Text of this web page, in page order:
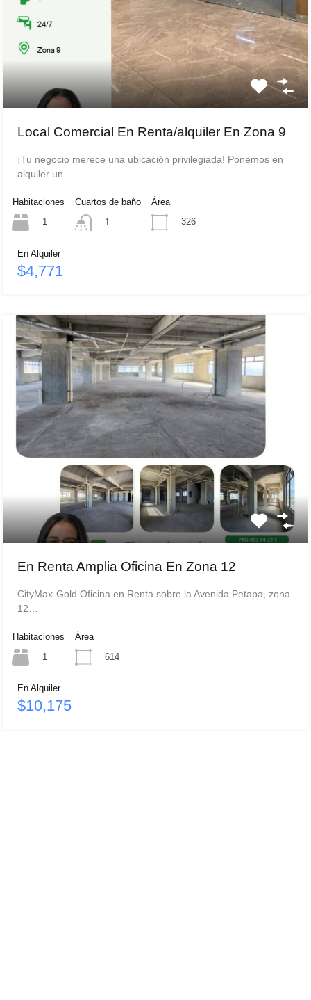
Local Comercial En Renta/alquiler En Zona 9
¡Tu negocio merece una ubicación privilegiada! Ponemos en
alquiler un…
Habitaciones
1
Cuartos de baño
1
Área
326
En Alquiler
$4,771
En Renta Amplia Oficina En Zona 12
CityMax-Gold Oficina en Renta sobre la Avenida Petapa, zona
12…
Habitaciones
1
Área
614
En Alquiler
$10,175